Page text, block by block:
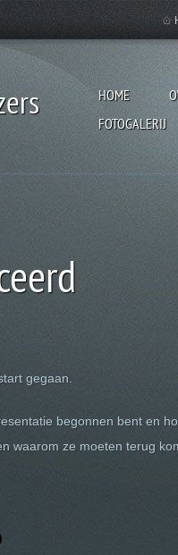
HOME
FOTOGALERIJ
gegaan.
begonnen bent en
waarom ze moeten terug